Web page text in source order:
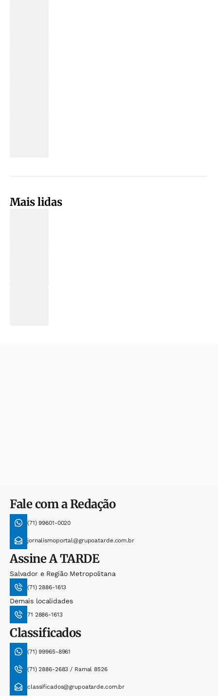
Mais lidas
Fale com a Redação
(71) 99601-0020
jornalismoportal@grupoatarde.com.br
AssineA TARDE
Salvador e Região Metropolitana
(71) 2886-1613
Demais localidades
71 2886-1613
Classificados
(71) 99965-8961
(71) 2886-2683 / Ramal 8526
classificados@grupoatarde.com.br